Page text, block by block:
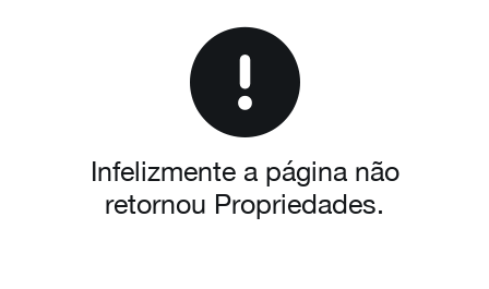
Infelizmente a página não
retornou Propriedades.